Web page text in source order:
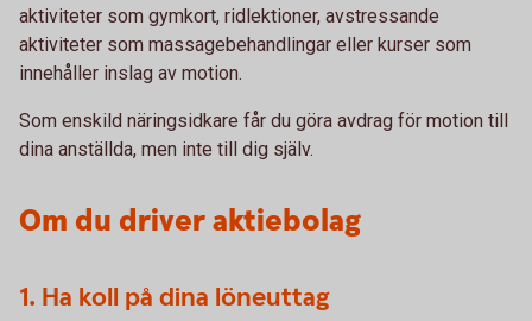
aktiviteter som gymkort, ridlektioner, avstressande
aktiviteter som massagebehandlingar eller kurser som
innehåller inslag av motion.
Som enskild näringsidkare får du göra avdrag för motion till
dina anställda, men inte till dig själv.
Om du driver aktiebolag
1. Ha koll på dina löneuttag